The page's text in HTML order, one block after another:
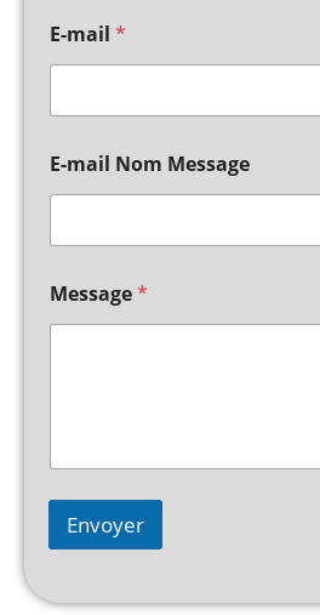
E-mail *
E-mail Nom Message
Message*
Envoyer